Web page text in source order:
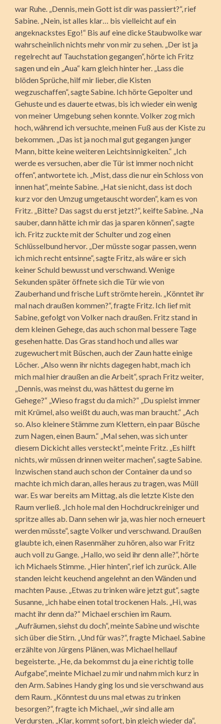
war Ruhe. „Dennis, mein Gott ist dir was passiert?“, rief
Sabine. „Nein, ist alles klar… bis vielleicht auf ein
angeknackstes Ego!“ Bis auf eine dicke Staubwolke war
wahrscheinlich nichts mehr von mir zu sehen. „Der ist ja
regelrecht auf Tauchstation gegangen“, hörte ich Fritz
sagen und ein „Aua“ kam gleich hinter her. „Lass die
blöden Sprüche, hilf mir lieber, die Kisten
wegzuschaffen“, sagte Sabine. Ich hörte Gepolter und
Gehuste und es dauerte etwas, bis ich wieder ein wenig
von meiner Umgebung sehen konnte. Volker zog mich
hoch, während ich versuchte, meinen Fuß aus der Kiste zu
bekommen. „Das ist ja noch mal gut gegangen junger
Mann, bitte keine weiteren Leichtsinnigkeiten.“ „Ich
werde es versuchen, aber die Tür ist immer noch nicht
offen“, antwortete ich. „Mist, dass die nur ein Schloss von
innen hat“, meinte Sabine. „Hat sie nicht, dass ist doch
kurz vor den Umzug umgetauscht worden“, kam es von
Fritz. „Bitte? Das sagst du erst jetzt?“, keifte Sabine. „Na
sauber, dann hätte ich mir das ja sparen können“, sagte
ich. Fritz zuckte mit der Schulter und zog einen
Schlüsselbund hervor. „Der müsste sogar passen, wenn
ich mich recht entsinne“, sagte Fritz, als wäre er sich
keiner Schuld bewusst und verschwand. Wenige
Sekunden später öffnete sich die Tür wie von
Zauberhand und frische Luft strömte herein. „Könntet ihr
mal nach draußen kommen?“, fragte Fritz. Ich lief mit
Sabine, gefolgt von Volker nach draußen. Fritz stand in
dem kleinen Gehege, das auch schon mal bessere Tage
gesehen hatte. Das Gras stand hoch und alles war
zugewuchert mit Büschen, auch der Zaun hatte einige
Löcher. „Also wenn ihr nichts dagegen habt, mach ich
mich mal hier draußen an die Arbeit“, sprach Fritz weiter,
„Dennis, was meinst du, was hättest du gerne im
Gehege?“ „Wieso fragst du da mich?“ „Du spielst immer
mit Krümel, also weißt du auch, was man braucht.“ „Ach
so. Also kleinere Stämme zum Klettern, ein paar Büsche
zum Nagen, einen Baum.“ „Mal sehen, was sich unter
diesem Dickicht alles versteckt“, meinte Fritz. „Es hilft
nichts, wir müssen drinnen weiter machen“, sagte Sabine.
Inzwischen stand auch schon der Container da und so
machte ich mich daran, alles heraus zu tragen, was Müll
war. Es war bereits am Mittag, als die letzte Kiste den
Raum verließ. „Ich hole mal den Hochdruckreiniger und
spritze alles ab. Dann sehen wir ja, was hier noch erneuert
werden müsste“, sagte Volker und verschwand. Draußen
glaubte ich, einen Rasenmäher zu hören, also war Fritz
auch voll zu Gange. „Hallo, wo seid ihr denn alle?“, hörte
ich Michaels Stimme. „Hier hinten“, rief ich zurück. Alle
standen leicht keuchend angelehnt an den Wänden und
machten Pause. „Etwas zu trinken wäre jetzt gut“, sagte
Susanne, „ich habe einen total trockenen Hals. „Hi, was
macht ihr denn da?“ Michael erschien im Raum.
„Aufräumen, siehst du doch“, meinte Sabine und wischte
sich über die Stirn. „Und für was?“, fragte Michael. Sabine
erzählte von Jürgens Plänen, was Michael hellauf
begeisterte. „He, da bekommst du ja eine richtig tolle
Aufgabe“, meinte Michael zu mir und nahm mich kurz in
den Arm. Sabines Handy ging los und sie verschwand aus
dem Raum. „Könntest du uns mal etwas zu trinken
besorgen?“, fragte ich Michael, „wir sind alle am
Verdursten. „Klar, kommt sofort, bin gleich wieder da“,